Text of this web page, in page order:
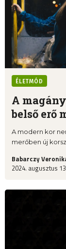
ÉLETMÓD
A
belső erő
A modern kor
merőben új
Babarczy
2024. augusztus